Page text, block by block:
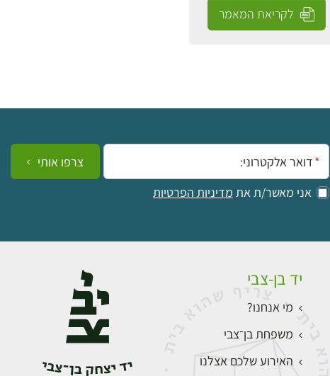
לקריאת המאמר
אימייל:
אני מאשר/ת את מדיניות הפרטיות
צרפו אותי
יד בן-צבי
מי אנחנו?
משפחת בן־צבי
האירוע שלכם אצלנו